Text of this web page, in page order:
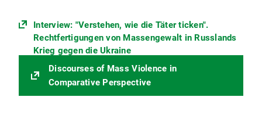
Interview: "Verstehen, wie die Täter ticken".
Rechtfertigungen von Massengewalt in Russlands
Krieg gegen die Ukraine
Discourses of Mass Violence in
Comparative Perspective